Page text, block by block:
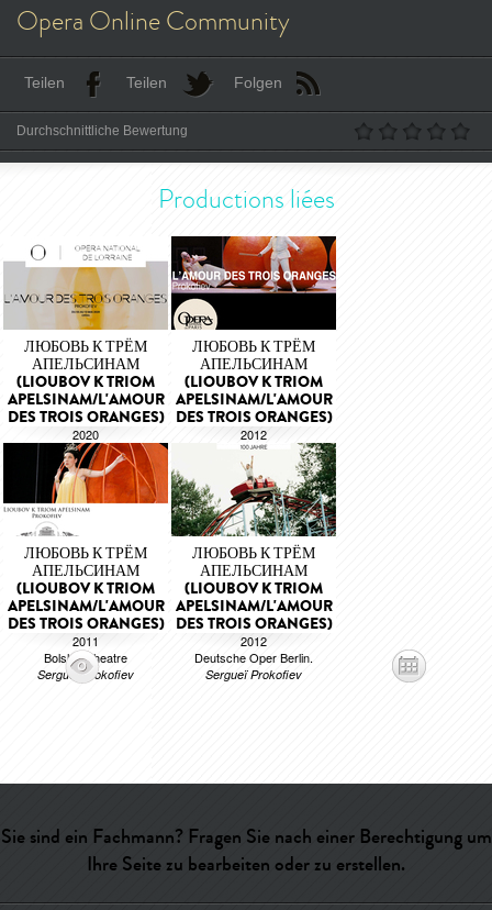
Opera Online Community
Teilen Teilen Folgen
Durchschnittliche Bewertung
Productions liées
ЛЮБОВЬ К ТРЁМ
АПЕЛЬСИНАМ
(LIOUBOV K TRIOM
APELSINAM/L'AMOUR
DES TROIS ORANGES)
2020
Opéra National de Nancy
Lorraine.
Sergueï Prokofiev
ЛЮБОВЬ К ТРЁМ
АПЕЛЬСИНАМ
(LIOUBOV K TRIOM
APELSINAM/L'AMOUR
DES TROIS ORANGES)
2012
Opéra National de Paris -
Bastille.
Sergueï Prokofiev
ЛЮБОВЬ К ТРЁМ
АПЕЛЬСИНАМ
(LIOUBOV K TRIOM
APELSINAM/L'AMOUR
DES TROIS ORANGES)
2011
Bolshoi Theatre
Sergueï Prokofiev
ЛЮБОВЬ К ТРЁМ
АПЕЛЬСИНАМ
(LIOUBOV K TRIOM
APELSINAM/L'AMOUR
DES TROIS ORANGES)
2012
Deutsche Oper Berlin.
Sergueï Prokofiev
Sie sind ein Fachmann? Fragen Sie nach einer Berechtigung um
Ihre Seite zu bearbeiten oder zu erstellen.